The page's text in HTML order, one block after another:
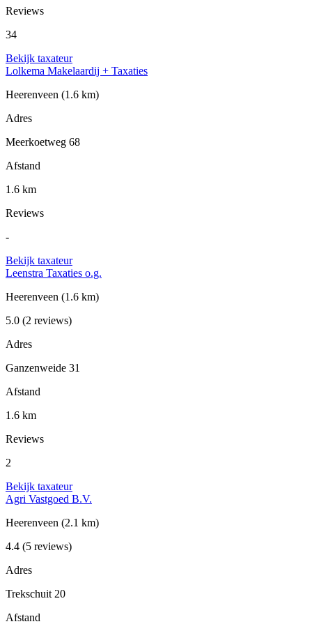
Reviews
34
Bekijk taxateur
Lolkema Makelaardij + Taxaties
Heerenveen (1.6 km)
Adres
Meerkoetweg 68
Afstand
1.6 km
Reviews
-
Bekijk taxateur
Leenstra Taxaties o.g.
Heerenveen (1.6 km)
5.0 (2 reviews)
Adres
Ganzenweide 31
Afstand
1.6 km
Reviews
2
Bekijk taxateur
Agri Vastgoed B.V.
Heerenveen (2.1 km)
4.4 (5 reviews)
Adres
Trekschuit 20
Afstand